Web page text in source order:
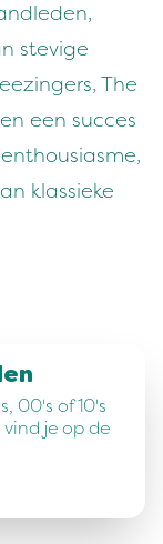
stevige
The
een succes
klassieke
00's of 10's
je op de